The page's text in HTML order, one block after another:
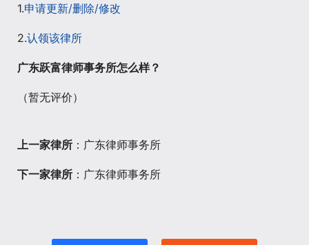
1.申请更新/删除/修改
2.认领该律所
广东跃富律师事务所怎么样？
（暂无评价）
上一家律所 ：广东律师事务所
下一家律所 ：广东律师事务所